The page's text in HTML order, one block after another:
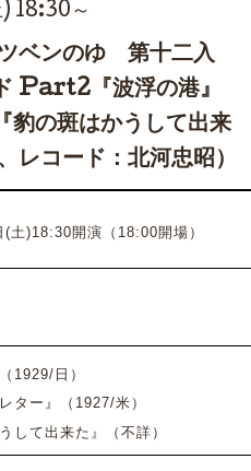
18:30～
ツベンのゆ 第十二入
Part2『波浮の港』
豹の斑はかうして出来
レコード：北河忠昭）
)18:30開演（18:00開場）
1929/日）
ター』（1927/米）
して出来た 』（不詳）